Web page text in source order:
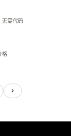
无需代码
格